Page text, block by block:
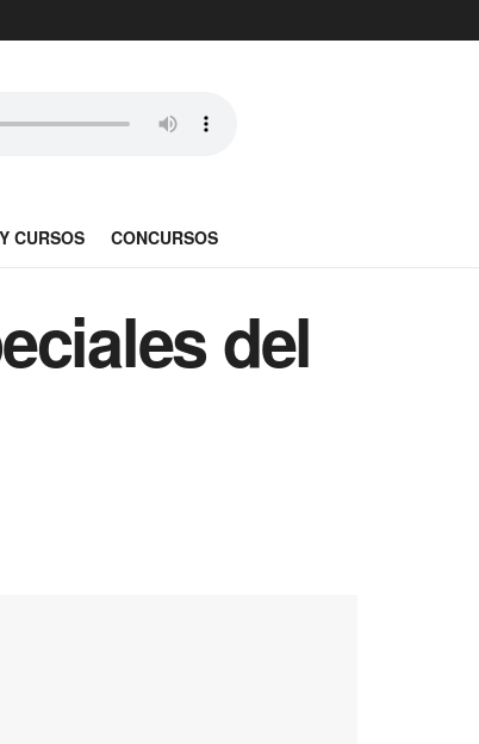
CURSOS CONCURSOS
del